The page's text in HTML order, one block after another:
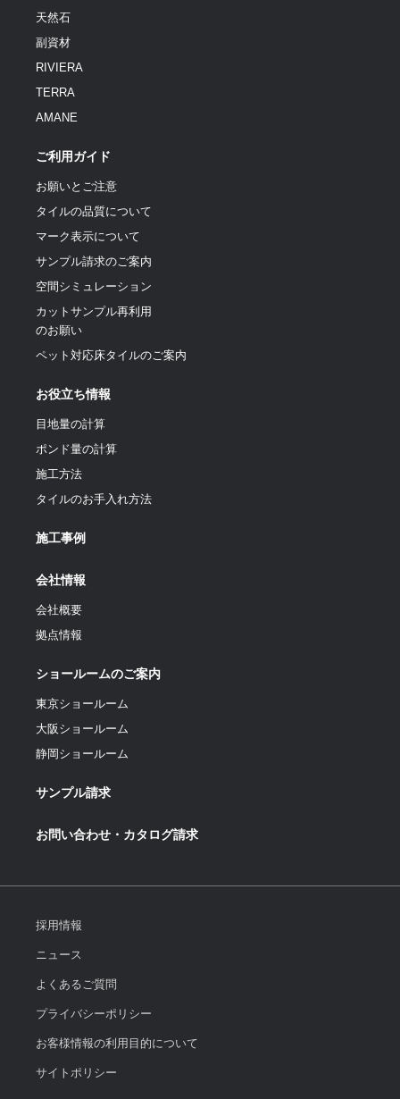
天然石
副資材
RIVIERA
TERRA
AMANE
ご利用ガイド
お願いとご注意
タイルの品質について
マーク表示について
サンプル請求のご案内
空間シミュレーション
カットサンプル再利用
のお願い
ペット対応床タイルのご案内
お役立ち情報
目地量の計算
ポンド量の計算
施工方法
タイルのお手入れ方法
施工事例
会社情報
会社概要
拠点情報
ショールームのご案内
東京ショールーム
大阪ショールーム
静岡ショールーム
サンプル請求
お問い合わせ・カタログ請求
採用情報
ニュース
よくあるご質問
プライバシーポリシー
お客様情報の利用目的について
サイトポリシー